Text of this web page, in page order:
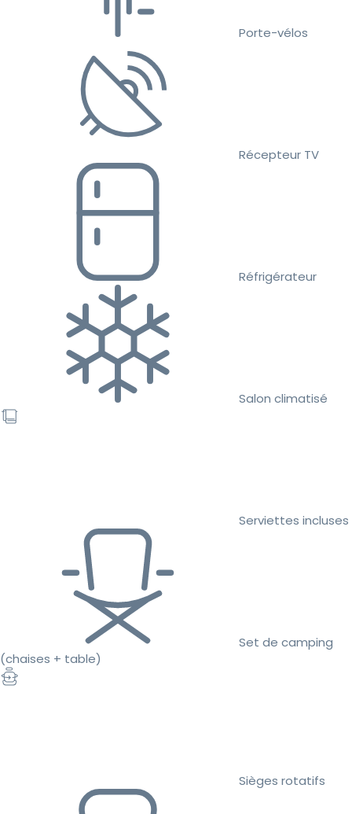
Porte-vélos
Récepteur TV
Réfrigérateur
Salon climatisé
Serviettes incluses
Set de camping
(chaises + table)
Sièges rotatifs